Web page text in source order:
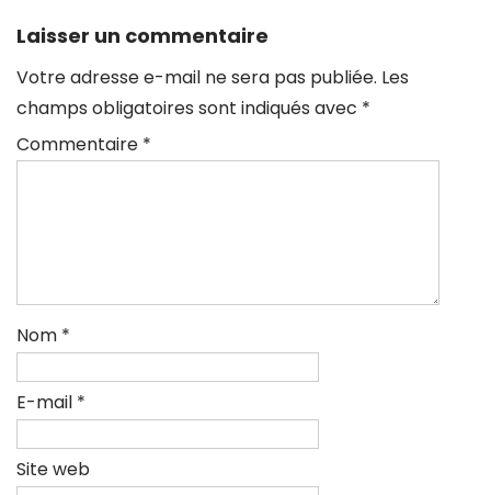
Laisser un commentaire
Votre adresse e-mail ne sera pas publiée. Les
champs obligatoires sont indiqués avec *
Commentaire *
Nom *
E-mail *
Site web